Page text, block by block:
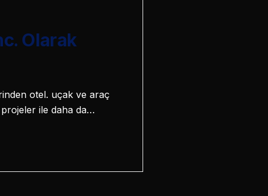
Olarak
otel. uçak ve araç
projeler ile daha da…